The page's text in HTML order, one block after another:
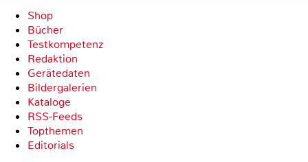
Shop
Bücher
Testkompetenz
Redaktion
Gerätedaten
Bildergalerien
Kataloge
RSS-Feeds
Topthemen
Editorials